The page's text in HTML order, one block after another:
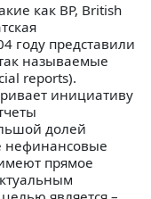
как BP, British
году представили
называемые
reports).
инициативу
долей
нефинансовые
прямое